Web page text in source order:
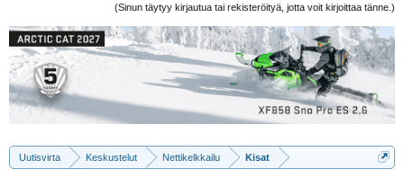
(Sinun täytyy kirjautua tai rekisteröityä, jotta voit kirjoittaa tänne.)
Uutisvirta Keskustelut Nettikelkkailu Kisat